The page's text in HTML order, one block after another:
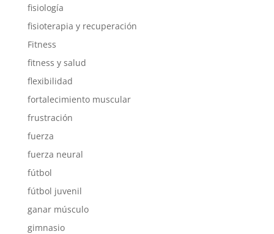
fisiología
fisioterapia y recuperación
Fitness
fitness y salud
flexibilidad
fortalecimiento muscular
frustración
fuerza
fuerza neural
fútbol
fútbol juvenil
ganar músculo
gimnasio